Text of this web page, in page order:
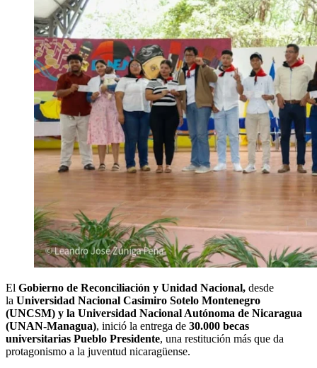
El Gobierno de Reconciliación y Unidad Nacional, desde
la Universidad Nacional Casimiro Sotelo Montenegro
(UNCSM) y la Universidad Nacional Autónoma de Nicaragua
(UNAN-Managua), inició la entrega de 30.000 becas
universitarias Pueblo Presidente, una restitución más que da
protagonismo a la juventud nicaragüense.